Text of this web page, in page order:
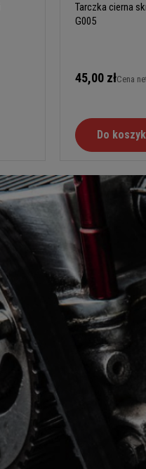
Tarczka cierna
G005
45,00 złCena
Do